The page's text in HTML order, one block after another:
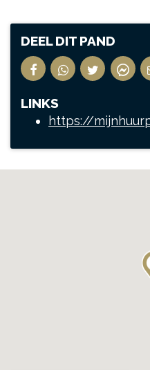
DEEL DIT PAND
LINKS